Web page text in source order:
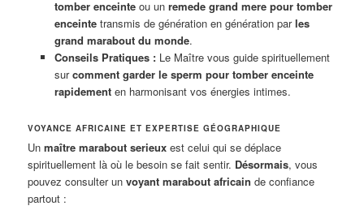
tomber enceinteou un remede grand mere pour tomber
enceintetransmis de génération en génération parles
grand marabout du monde.
Conseils Pratiques :Le Maître vous guide spirituellement
surcomment garder le sperm pour tomber enceinte
rapidementen harmonisant vos énergies intimes.
VOYANCE AFRICAINE ET EXPERTISE GÉOGRAPHIQUE
Unmaître marabout serieux est celui qui se déplace
spirituellement là où le besoin se fait sentir. Désormais, vous
pouvez consulter unvoyant marabout africain de confiance
partout :